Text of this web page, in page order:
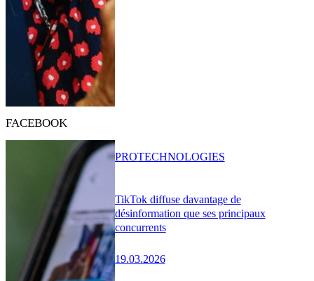
FACEBOOK
TikTok diffuse davantage de
désinformation que ses principaux
concurrents
19.03.2026
PROTECHNOLOGIES